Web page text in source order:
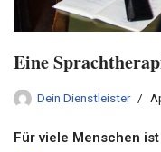
Eine
Dein Dienstleister
Für viele Menschen